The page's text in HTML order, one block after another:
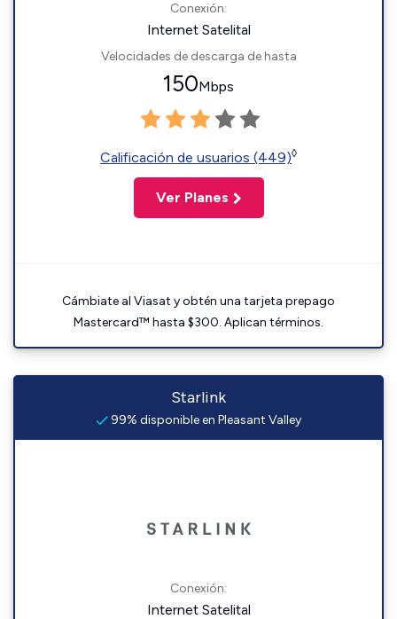
Conexión:
Internet Satelital
Velocidades de descarga de hasta
150Mbps
Calificación de usuarios (449)◊
Ver Planes
Cámbiate al Viasat y obtén una tarjeta prepago
Mastercard™ hasta $300. Aplican términos.
Starlink
99% disponible en Pleasant Valley
Conexión:
Internet Satelital